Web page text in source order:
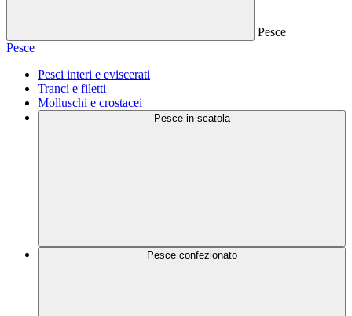
Pesce
Pesce
Pesci interi e eviscerati
Tranci e filetti
Molluschi e crostacei
Pesce in scatola
Pesce confezionato